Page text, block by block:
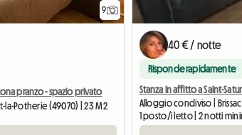
9
pranzo - spazio privato
la-Potherie (49070) | 23 M2
40 € / notte
Risponde rapidamente
Stanza in affitto a Saint-
Alloggio condiviso |
1 posto/i letto | 2 notti